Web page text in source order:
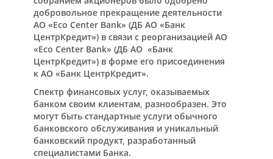
добровольное прекращение деятельности
АО «Eco Center Bank» (ДБ АО «Банк
ЦентрКредит») в связи с реорганизацией АО
«Eco Center Bank» (ДБ АО «Банк
ЦентрКредит») в форме его присоединения
к АО «Банк ЦентрКредит».
Спектр финансовых услуг, оказываемых
банком своим клиентам, разнообразен. Это
могут быть стандартные услуги обычного
банковского обслуживания и уникальный
банковский продукт, разработанный
специалистами Банка.